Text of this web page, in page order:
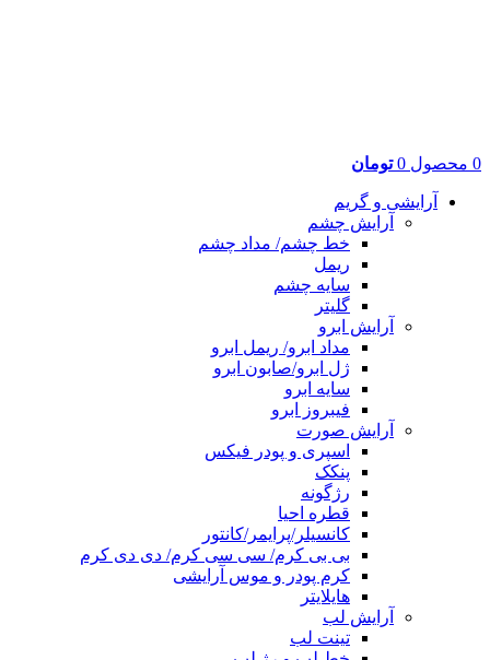
0 محصول 0 تومان
آرایشی و گریم
آرایش چشم
خط چشم/ مداد چشم
ریمل
سایه چشم
گلیتر
آرایش ابرو
مداد ابرو/ ریمل ابرو
ژل ابرو/صابون ابرو
سایه ابرو
فیبروز ابرو
آرایش صورت
اسپری و پودر فیکس
پنکک
رژگونه
قطره احیا
کانسیلر/پرایمر/کانتور
بی بی کرم/ سی سی کرم/ دی دی کرم
کرم پودر و موس آرایشی
هایلایتر
آرایش لب
تینت لب